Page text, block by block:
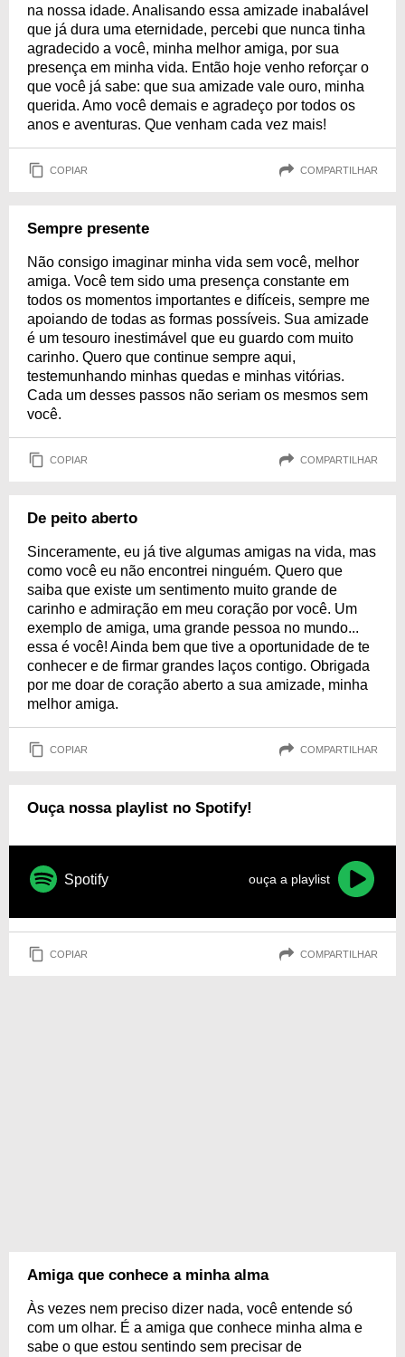
na nossa idade. Analisando essa amizade inabalável
que já dura uma eternidade, percebi que nunca tinha
agradecido a você, minha melhor amiga, por sua
presença em minha vida. Então hoje venho reforçar o
que você já sabe: que sua amizade vale ouro, minha
querida. Amo você demais e agradeço por todos os
anos e aventuras. Que venham cada vez mais!
COPIAR COMPARTILHAR
Sempre presente
Não consigo imaginar minha vida sem você, melhor
amiga. Você tem sido uma presença constante em
todos os momentos importantes e difíceis, sempre me
apoiando de todas as formas possíveis. Sua amizade
é um tesouro inestimável que eu guardo com muito
carinho. Quero que continue sempre aqui,
testemunhando minhas quedas e minhas vitórias.
Cada um desses passos não seriam os mesmos sem
você.
COPIAR COMPARTILHAR
De peito aberto
Sinceramente, eu já tive algumas amigas na vida, mas
como você eu não encontrei ninguém. Quero que
saiba que existe um sentimento muito grande de
carinho e admiração em meu coração por você. Um
exemplo de amiga, uma grande pessoa no mundo...
essa é você! Ainda bem que tive a oportunidade de te
conhecer e de firmar grandes laços contigo. Obrigada
por me doar de coração aberto a sua amizade, minha
melhor amiga.
COPIAR COMPARTILHAR
Ouça nossa playlist no Spotify!
Spotify ouça a playlist
COPIAR COMPARTILHAR
Amiga que conhece a minha alma
Às vezes nem preciso dizer nada, você entende só
com um olhar. É a amiga que conhece minha alma e
sabe o que estou sentindo sem precisar de